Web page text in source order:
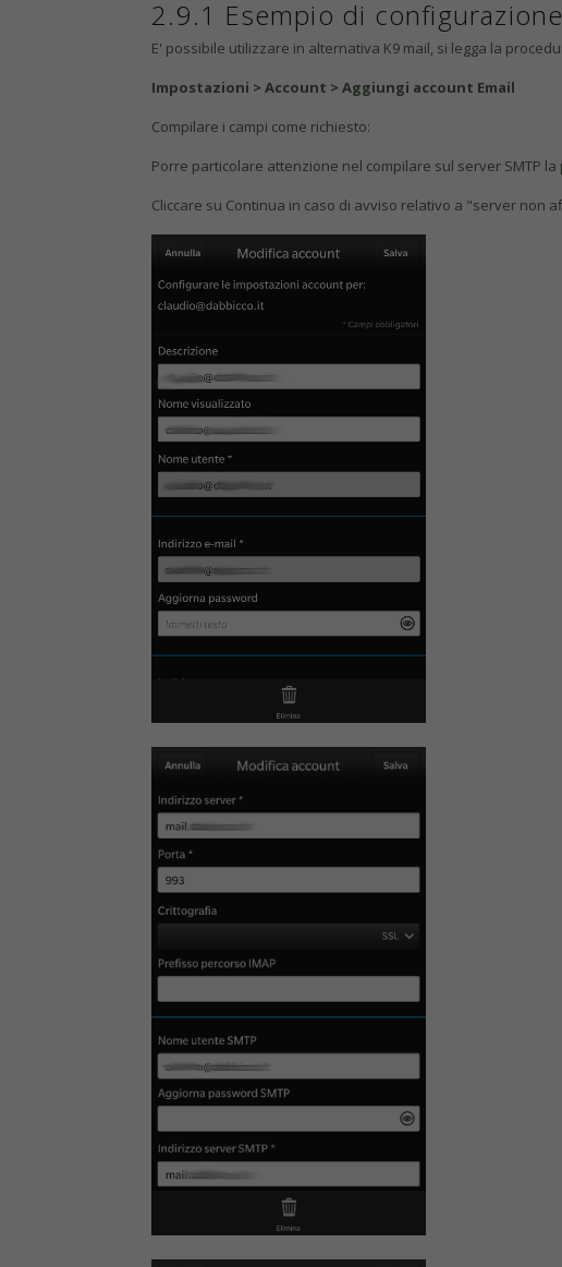
2.9.1 Esempio di
E' possibile utilizzare in alternativa K9 mail, si legga la
Impostazioni > Account > Aggiungi account Email
Compilare i campi come richiesto:
Porre particolare attenzione nel compilare sul server SMTP la
Cliccare su Continua in caso di avviso relativo a "server non